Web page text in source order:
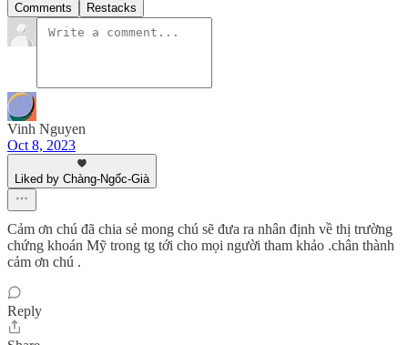
Comments Restacks
Vinh Nguyen
Oct 8, 2023
Liked by Chàng-Ngốc-Già
Cảm ơn chú đã chia sẻ mong chú sẽ đưa ra nhân định về thị trường
chứng khoán Mỹ trong tg tới cho mọi người tham khảo .chân thành
cảm ơn chú .
Reply